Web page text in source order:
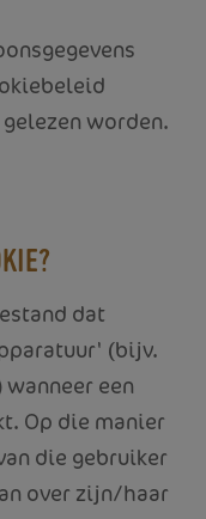
worden.
dat
(bijv.
een
Op die manier
die gebruiker
over zijn/haar